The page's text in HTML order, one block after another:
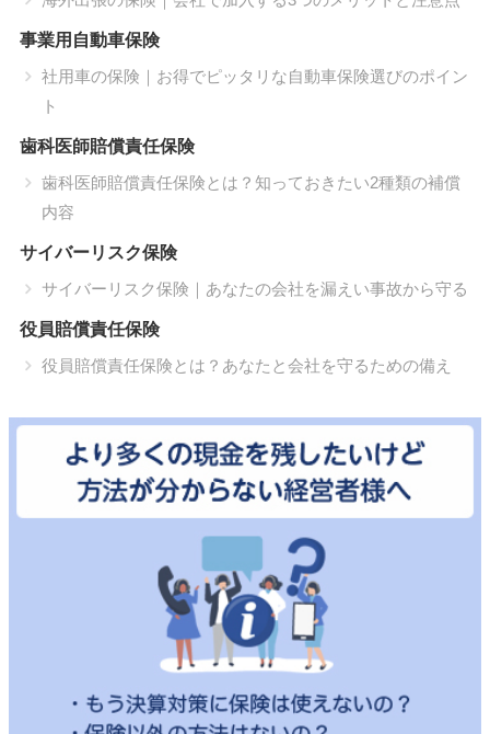
事業用自動車保険
社用車の保険｜お得でピッタリな自動車保険選びのポイン
ト
歯科医師賠償責任保険
歯科医師賠償責任保険とは？知っておきたい2種類の補償
内容
サイバーリスク保険
サイバーリスク保険｜あなたの会社を漏えい事故から守る
役員賠償責任保険
役員賠償責任保険とは？あなたと会社を守るための備え